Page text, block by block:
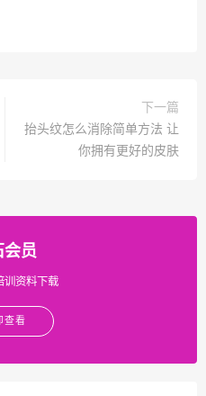
下一篇
抬头纹怎么消除简单方法 让
你拥有更好的皮肤
会员
训资料下载
查看